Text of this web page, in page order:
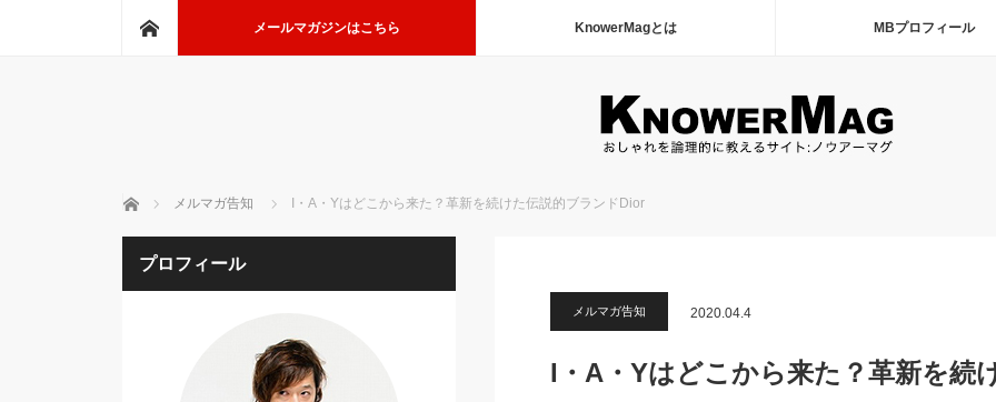
メールマガジンはこちら KnowerMagとは MBプロフィール
ホーム メルマガ告知 I・A・Yはどこから来た？革新を続けた伝説的ブランドDior
メルマガ告知 2020.04.4
I・A・Yはどこから来た？革新を続
プロフィール